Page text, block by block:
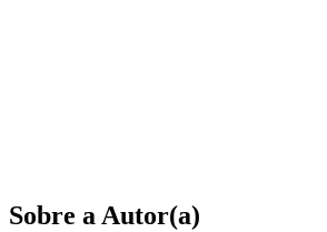
Sobre a Autor(a)